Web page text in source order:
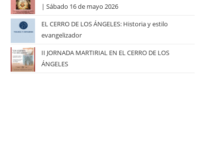
| Sábado 16 de mayo 2026
EL CERRO DE LOS ÁNGELES: Historia y estilo
evangelizador
II JORNADA MARTIRIAL EN EL CERRO DE LOS
ÁNGELES